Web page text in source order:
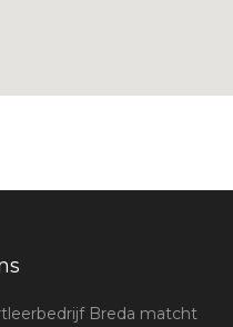
Breda matcht